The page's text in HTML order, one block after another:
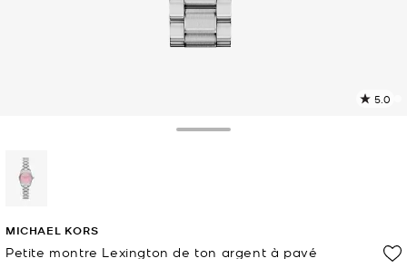
5.0
MICHAEL KORS
Petite montre Lexington de ton argent à pavé